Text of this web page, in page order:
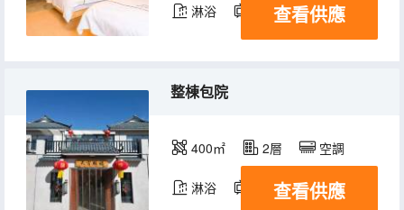
淋浴 電視機
查看供應
整棟包院
400㎡ 2層 空調
淋浴 電視機
查看供應